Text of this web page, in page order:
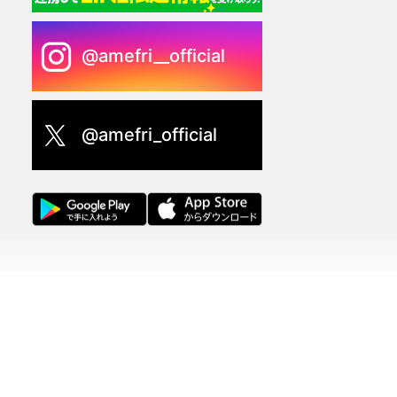
@amefri__official
@amefri_official